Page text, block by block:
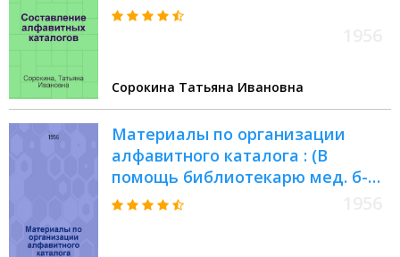
Сорокина Татьяна Ивановна
Материалы по организации
алфавитного каталога : (В
помощь библиотекарю мед. б-
ки)